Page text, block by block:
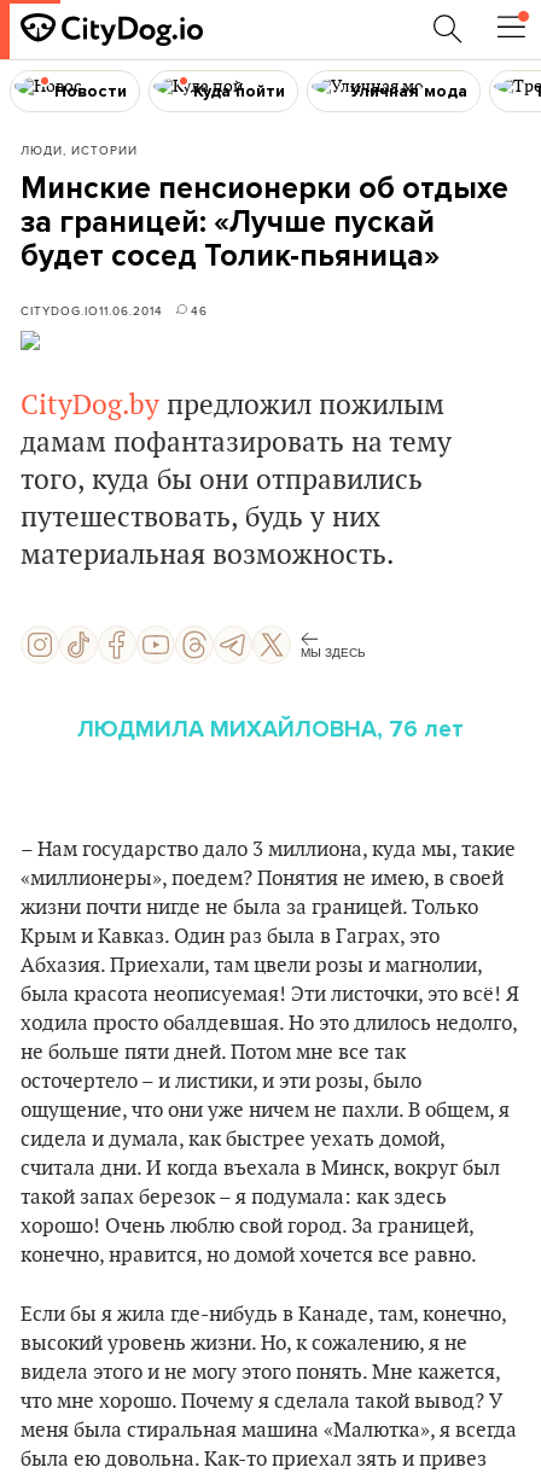
Новости Куда пойти Уличная мода
ЛЮДИ, ИСТОРИИ
Минские пенсионерки об отдыхе
за границей: «Лучше пускай
будет сосед Толик-пьяница»
CITYDOG.IO11.06.2014 46
CityDog.by предложил пожилым
дамам пофантазировать на тему
того, куда бы они отправились
путешествовать, будь у них
материальная возможность.
МЫ ЗДЕСЬ
ЛЮДМИЛА МИХАЙЛОВНА, 76 лет
– Нам государство дало 3 миллиона, куда мы, такие
«миллионеры», поедем? Понятия не имею, в своей
жизни почти нигде не была за границей. Только
Крым и Кавказ. Один раз была в Гаграх, это
Абхазия. Приехали, там цвели розы и магнолии,
была красота неописуемая! Эти листочки, это всё! Я
ходила просто обалдевшая. Но это длилось недолго,
не больше пяти дней. Потом мне все так
осточертело – и листики, и эти розы, было
ощущение, что они уже ничем не пахли. В общем, я
сидела и думала, как быстрее уехать домой,
считала дни. И когда въехала в Минск, вокруг был
такой запах березок – я подумала: как здесь
хорошо! Очень люблю свой город. За границей,
конечно, нравится, но домой хочется все равно.
Если бы я жила где-нибудь в Канаде, там, конечно,
высокий уровень жизни. Но, к сожалению, я не
видела этого и не могу этого понять. Мне кажется,
что мне хорошо. Почему я сделала такой вывод? У
меня была стиральная машина «Малютка», я всегда
была ею довольна. Как-то приехал зять и привез